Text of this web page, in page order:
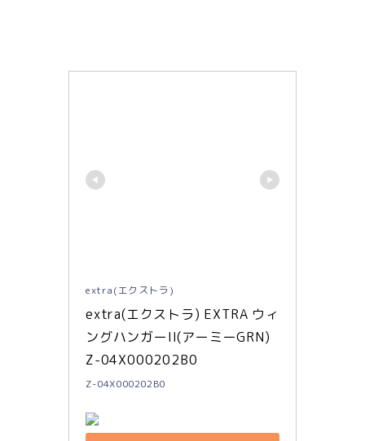
extra(エクストラ)
extra(エクストラ) EXTRA ウィ
ングハンガーII(アーミーGRN)
Z-04X000202B0
Z-04X000202B0